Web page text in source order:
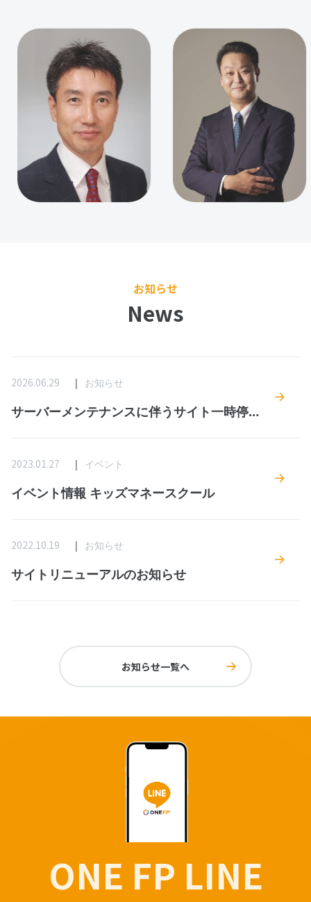
お知らせ
News
2026.06.29 お知らせ
サーバーメンテナンスに伴うサイト一時停止
2023.01.27 イベント
イベント情報 キッズマネースクール
2022.10.19 お知らせ
サイトリニューアルのお知らせ
お知らせ一覧へ
ONE FP LINE